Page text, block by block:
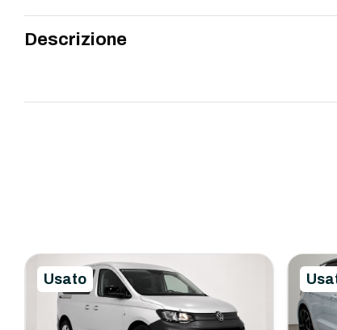
Descrizione
Usato